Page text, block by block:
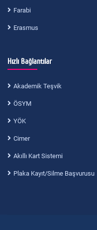
Farabi
Erasmus
Hızlı Bağlantılar
Akademik Teşvik
ÖSYM
YÖK
Cimer
Akıllı Kart Sistemi
Plaka Kayıt/Silme Başvurusu